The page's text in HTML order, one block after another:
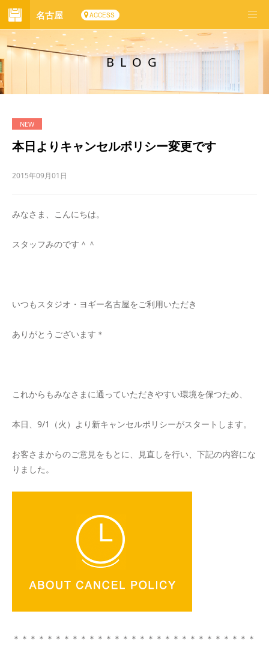
名古屋 ACCESS
BLOG
本日よりキャンセルポリシー変更です
2015年09月01日
みなさま、こんにちは。
スタッフみのです＾＾
いつもスタジオ・ヨギー名古屋をご利用いただき
ありがとうございます＊
これからもみなさまに通っていただきやすい環境を保つため、
本日、9/1（火）より新キャンセルポリシーがスタートします。
お客さまからのご意見をもとに、見直しを行い、下記の内容にな
りました。
＊＊＊＊＊＊＊＊＊＊＊＊＊＊＊＊＊＊＊＊＊＊＊＊＊＊＊＊＊